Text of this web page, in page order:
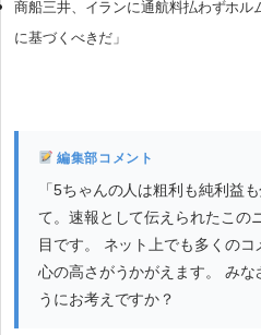
商船三井、イランに通航料払わずホ
に基づくべきだ」
編集部コメント
「5ちゃんの人は粗利も純利益
て。速報として伝えられたこの
目です。 ネット上でも多くの
心の高さがうかがえます。 みな
うにお考えですか？